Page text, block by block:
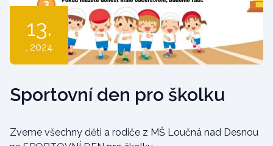
13.
, 2024
Sportovní den pro školku
Zveme všechny děti a rodiče z MŠ Loučná nad Desnou